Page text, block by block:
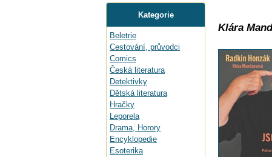
Kategorie
Beletrie
Cestování, průvodci
Comics
Česká literatura
Detektivky
Dětská literatura
Hračky
Leporela
Drama, Horory
Encyklopedie
Esoterika
Klára